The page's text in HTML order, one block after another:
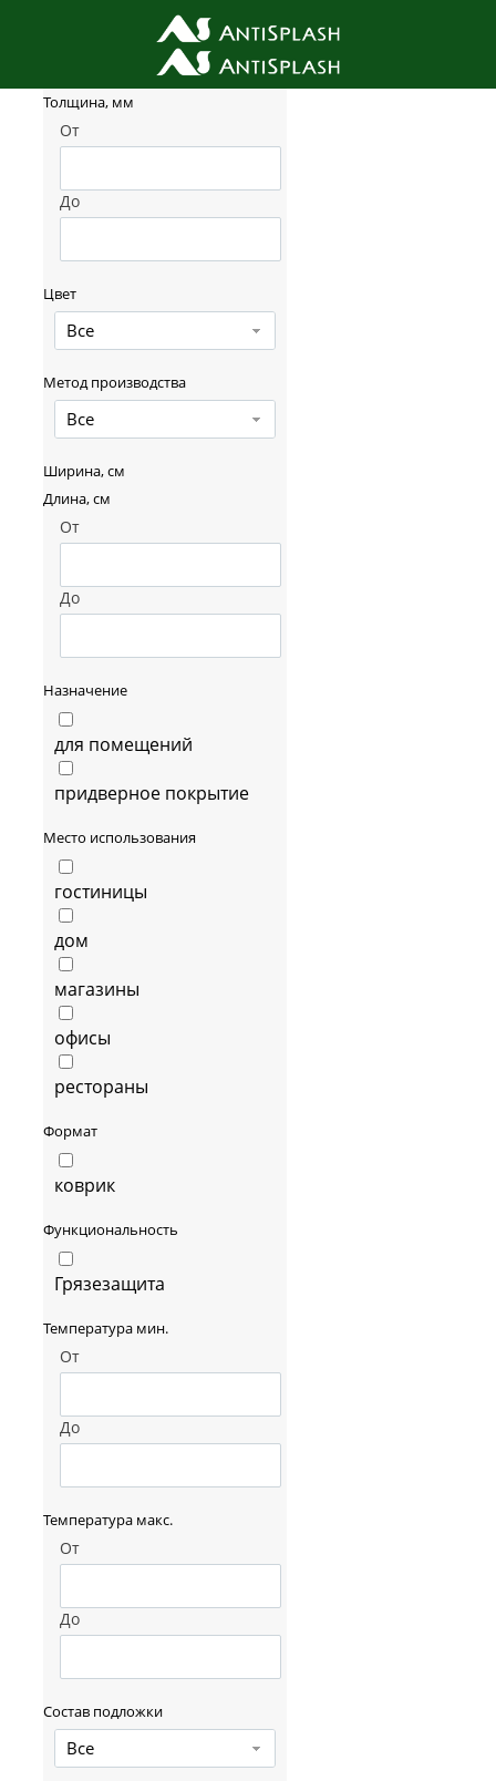
Фильтр товаров
Толщина, мм
От
До
Цвет
Все
Метод производства
Все
Ширина, см
Длина, см
От
До
Назначение
для помещений
придверное покрытие
Место использования
гостиницы
дом
магазины
офисы
рестораны
Формат
коврик
Функциональность
Грязезащита
Температура мин.
От
До
Температура макс.
От
До
Состав подложки
Все